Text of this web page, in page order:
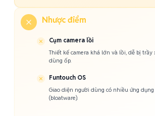
Nhược điểm
Cụm camera lồi
Thiết kế camera khá lớn và lồi, dễ bị trầy
dùng ốp.
Funtouch OS
Giao diện người dùng có nhiều ứng dụng
(bloatware).